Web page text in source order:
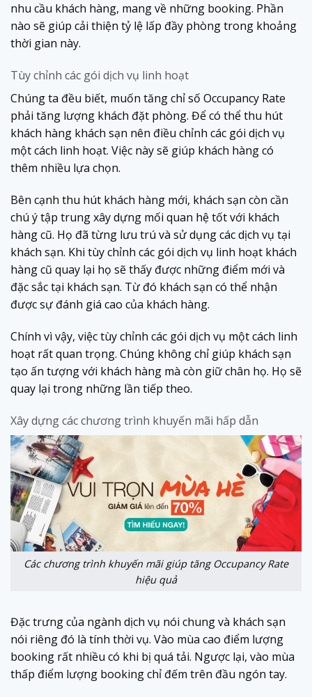
nhu cầu khách hàng, mang về những booking. Phần
nào sẽ giúp cải thiện tỷ lệ lấp đầy phòng trong khoảng
thời gian này.
Tùy chỉnh các gói dịch vụ linh hoạt
Chúng ta đều biết, muốn tăng chỉ số Occupancy Rate
phải tăng lượng khách đặt phòng. Để có thể thu hút
khách hàng khách sạn nên điều chỉnh các gói dịch vụ
một cách linh hoạt. Việc này sẽ giúp khách hàng có
thêm nhiều lựa chọn.
Bên cạnh thu hút khách hàng mới, khách sạn còn cần
chú ý tập trung xây dựng mối quan hệ tốt với khách
hàng cũ. Họ đã từng lưu trú và sử dụng các dịch vụ tại
khách sạn. Khi tùy chỉnh các gói dịch vụ linh hoạt khách
hàng cũ quay lại họ sẽ thấy được những điểm mới và
đặc sắc tại khách sạn. Từ đó khách sạn có thể nhận
được sự đánh giá cao của khách hàng.
Chính vì vậy, việc tùy chỉnh các gói dịch vụ một cách linh
hoạt rất quan trọng. Chúng không chỉ giúp khách sạn
tạo ấn tượng với khách hàng mà còn giữ chân họ. Họ sẽ
quay lại trong những lần tiếp theo.
Xây dựng các chương trình khuyến mãi hấp dẫn
Các chương trình khuyến mãi giúp tăng Occupancy Rate
hiệu quả
Đặc trưng của ngành dịch vụ nói chung và khách sạn
nói riêng đó là tính thời vụ. Vào mùa cao điểm lượng
booking rất nhiều có khi bị quá tải. Ngược lại, vào mùa
thấp điểm lượng booking chỉ đếm trên đầu ngón tay.